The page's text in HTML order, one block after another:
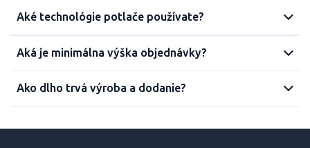
Aké technológie potlače používate?
Aká je minimálna výška objednávky?
Ako dlho trvá výroba a dodanie?